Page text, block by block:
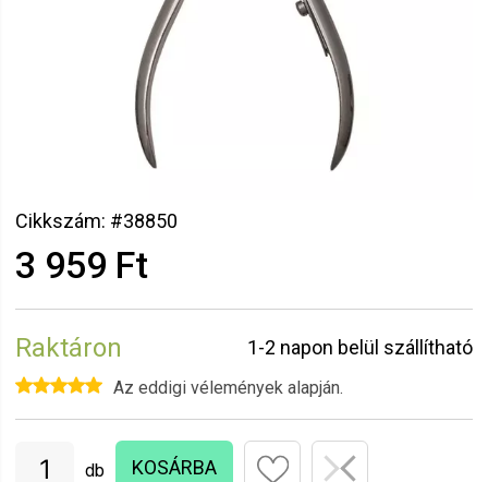
Cikkszám: #38850
3 959 Ft
Raktáron 1-2 napon belül szállítható
Az eddigi vélemények alapján.
db KOSÁRBA